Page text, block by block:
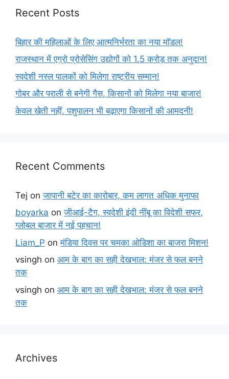
Recent Posts
बिहार की महिलाओं के लिए आत्मनिर्भरता का नया मॉडल!
राजस्थान में एग्रो प्रोसेसिंग उद्योगों को 1.5 करोड़ तक अनुदान!
स्वदेशी नस्ल पालकों को मिलेगा राष्ट्रीय सम्मान!
गोबर और पराली से बनेगी गैस, किसानों को मिलेगा नया बाजार!
केवल खेती नहीं, पशुपालन भी बढ़ाएगा किसानों की आमदनी!
Recent Comments
Tej onजापानी बटेर का कारोबार, कम लागत अधिक मुनाफा
boyarka onजीआई-टैग, स्वदेशी इंदी नींबू का विदेशी सफर,
ग्लोबल बाजार में नई पहचान!
Liam_P onमंडिया दिवस पर चमका ओडिशा का बाजरा मिशन!
vsingh on आम के बाग का सही देखभाल: मंजर से फल बनने
तक
vsingh on आम के बाग का सही देखभाल: मंजर से फल बनने
तक
Archives